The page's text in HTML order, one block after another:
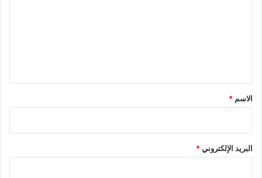
*
الاسم *
البريد الإلكتروني*